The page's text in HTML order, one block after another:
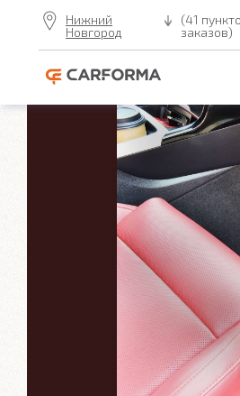
Нижний
Новгород
(41
заказов)